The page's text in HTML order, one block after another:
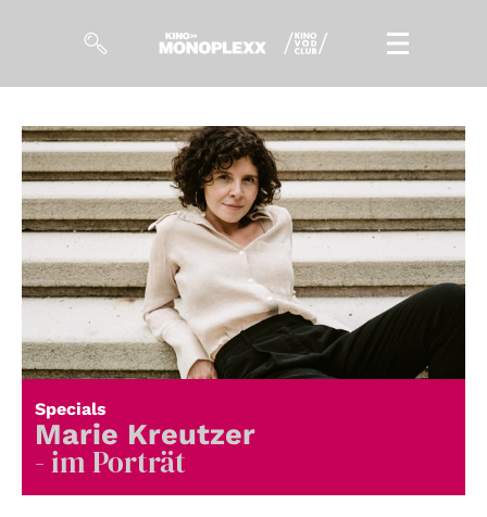
Filme
Magazin
Kuratierungen
Events
So geht’s
Filmpakete
Gutscheine
& Filmpässe
Account
Specials
Marie Kreutzer
- im Porträt